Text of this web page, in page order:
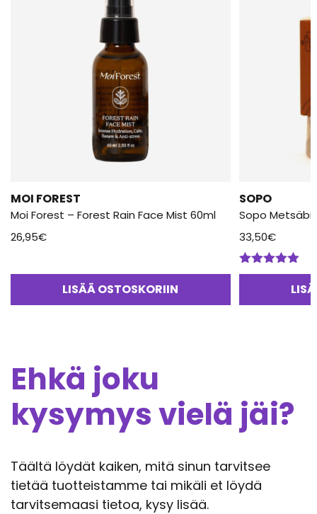
MOI FOREST
Moi Forest – Forest Rain Face Mist 60ml
26,95€
LISÄÄ OSTOSKORIIN
SOPO
Sopo
33,50€
Arvostelu
Ehkä joku
kysymys vielä jäi?
Täältä löydät kaiken, mitä sinun tarvitsee
tietää tuotteistamme tai mikäli et löydä
tarvitsemaasi tietoa, kysy lisää.